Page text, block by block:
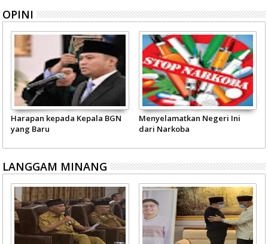
OPINI
Harapan kepada Kepala BGN
yang Baru
Menyelamatkan Negeri Ini
dari Narkoba
LANGGAM MINANG